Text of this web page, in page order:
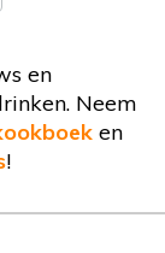
en
Neem
en
!